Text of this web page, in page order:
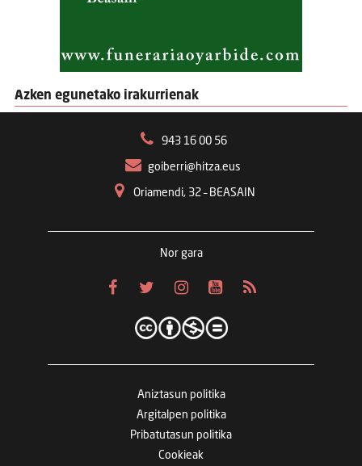
Azken egunetako irakurrienak
943 16 00 56
goiberri@hitza.eus
Oriamendi, 32 – BEASAIN
Nor gara
Aniztasun politika
Argitalpen politika
Pribatutasun politika
Cookieak